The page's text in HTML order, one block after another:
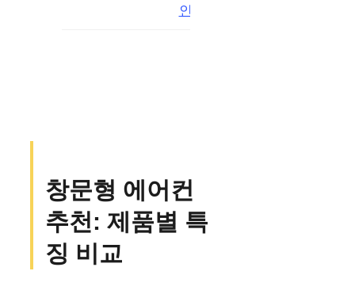
인
창문형 에어컨
추천: 제품별 특
징 비교